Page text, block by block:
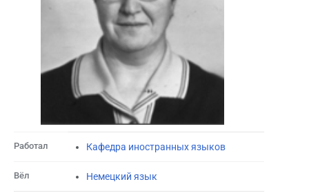
Работал Кафедра иностранных языков
Вёл Немецкий язык